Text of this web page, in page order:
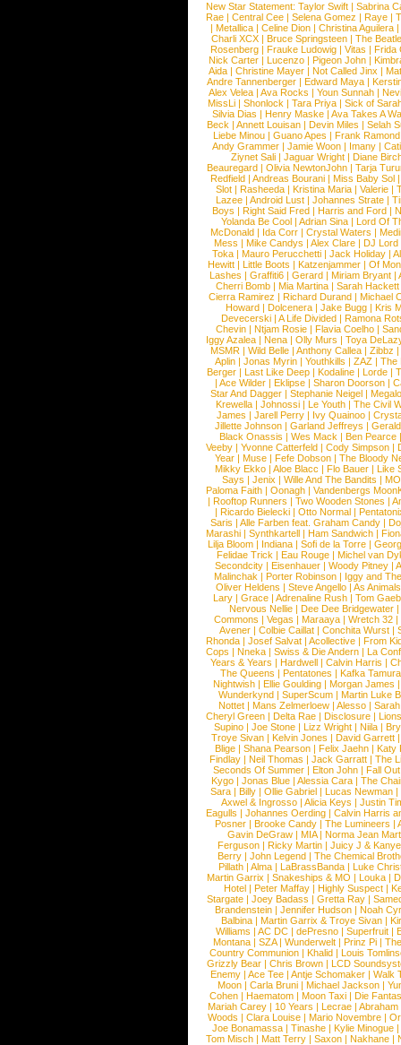
New Star Statement: Taylor Swift | Sabrina
Rae |Central Cee |Selena Gomez |Raye |
| Metallica | Celine Dion | Christina Aguilera |
Charli XCX |Bruce Springsteen |The
Rosenberg | Frauke Ludowig | Vitas | Frida
Nick Carter | Lucenzo | Pigeon John |
Aida |Christine Mayer |Not Called Jinx |
Andre Tannenberger | Edward Maya |
Alex Velea | Ava Rocks | Youn Sunnah |
MissLi | Shonlock | Tara Priya | Sick of
Silvia Dias |Henry Maske |Ava Takes A
Beck |Annett Louisan |Devin Miles |Selah
Liebe Minou |Guano Apes |Frank Ramond
Andy Grammer |Jamie Woon | Imany |
Ziynet Sali |Jaguar Wright |Diane
Beauregard |Olivia NewtonJohn |Tarja
Redfield | Andreas Bourani | Miss Baby Sol
Slot | Rasheeda | Kristina Maria | Valerie |
Lazee | Android Lust | Johannes Strate |
Boys | Right Said Fred | Harris and Ford |
Yolanda Be Cool |Adrian Sina |Lord Of
McDonald | Ida Corr |Crystal Waters |
Mess | Mike Candys | Alex Clare | DJ Lord
Toka | Mauro Perucchetti | Jack Holiday |
Hewitt |Little Boots |Katzenjammer |Of
Lashes |Graffiti6 |Gerard |Miriam Bryant |
Cherri Bomb | Mia Martina | Sarah Hackett
Cierra Ramirez | Richard Durand | Michael
Howard |Dolcenera |Jake Bugg |Kris
Devecerski |A Life Divided |Ramona
Chevin |Ntjam Rosie |Flavia Coelho |
Iggy Azalea | Nena | Olly Murs | Toya
MSMR |Wild Belle |Anthony Callea |Zibbz
Aplin | Jonas Myrin | Youthkills | ZAZ | The
Berger |Last Like Deep |Kodaline |Lorde |
|Ace Wilder |Eklipse |Sharon Doorson |
Star And Dagger | Stephanie Neigel |
Krewella | Johnossi | Le Youth | The Civil
James | Jarell Perry | Ivy Quainoo |
Jillette Johnson | Garland Jeffreys |
Black Onassis | Wes Mack | Ben Pearce
Veeby | Yvonne Catterfeld | Cody Simpson |
Year |Muse |Fefe Dobson |The Bloody
Mikky Ekko | Aloe Blacc | Flo Bauer | Like
Says | Jenix | Wille And The Bandits | MO
Paloma Faith |Oonagh |Vandenbergs
|Rooftop Runners |Two Wooden Stones |
| Ricardo Bielecki | Otto Normal |
Saris | Alle Farben feat. Graham Candy |
Marashi | Synthkartell | Ham Sandwich |
Lilja Bloom | Indiana | Sofi de la Torre |
Felidae Trick | Eau Rouge | Michel van
Secondcity |Eisenhauer |Woody Pitney |
Malinchak |Porter Robinson | Iggy and
Oliver Heldens |Steve Angello |As Animals
Lary | Grace | Adrenaline Rush | Tom
Nervous Nellie | Dee Dee Bridgewater |
Commons |Vegas |Maraaya |Wretch 32 |
Avener | Colbie Caillat | Conchita Wurst |
Rhonda | Josef Salvat | Acollective | From
Cops | Nneka | Swiss & Die Andern | La
Years & Years |Hardwell |Calvin Harris |
The Queens | Pentatones | Kafka Tamura
Nightwish |Ellie Goulding |Morgan James
Wunderkynd | SuperScum | Martin Luke
Nottet |Mans Zelmerloew |Alesso |
Cheryl Green |Delta Rae |Disclosure |
Supino |Joe Stone |Lizz Wright |Niila |
Troye Sivan | Kelvin Jones | David Garrett
Blige | Shana Pearson | Felix Jaehn | Katy
Findlay |Neil Thomas |Jack Garratt |The
Seconds Of Summer |Elton John |Fall
Kygo |Jonas Blue |Alessia Cara |The
Sara |Billy |Ollie Gabriel |Lucas Newman |
Axwel & Ingrosso | Alicia Keys | Justin
Eagulls |Johannes Oerding |Calvin Harris
Posner |Brooke Candy |The Lumineers |
Gavin DeGraw | MIA| Norma Jean
Ferguson | Ricky Martin | Juicy J &
Berry | John Legend | The Chemical
Pillath |Alma |LaBrassBanda |Luke
Martin Garrix | Snakeships & MO | Louka |
Hotel | Peter Maffay | Highly Suspect |
Stargate |Joey Badass |Gretta Ray |
Brandenstein |Jennifer Hudson |Noah
Balbina | Martin Garrix & Troye Sivan |
Williams |AC DC |dePresno |Superfruit |
Montana |SZA|Wunderwelt |Prinz Pi |
Country Communion | Khalid | Louis
Grizzly Bear | Chris Brown | LCD
Enemy | Ace Tee | Antje Schomaker | Walk
Moon |Carla Bruni |Michael Jackson |
Cohen |Haematom |Moon Taxi |Die
Mariah Carey | 10 Years | Lecrae | Abraham
Woods |Clara Louise |Mario Novembre |
Joe Bonamassa | Tinashe | Kylie Minogue |
Tom Misch |Matt Terry |Saxon |Nakhane |